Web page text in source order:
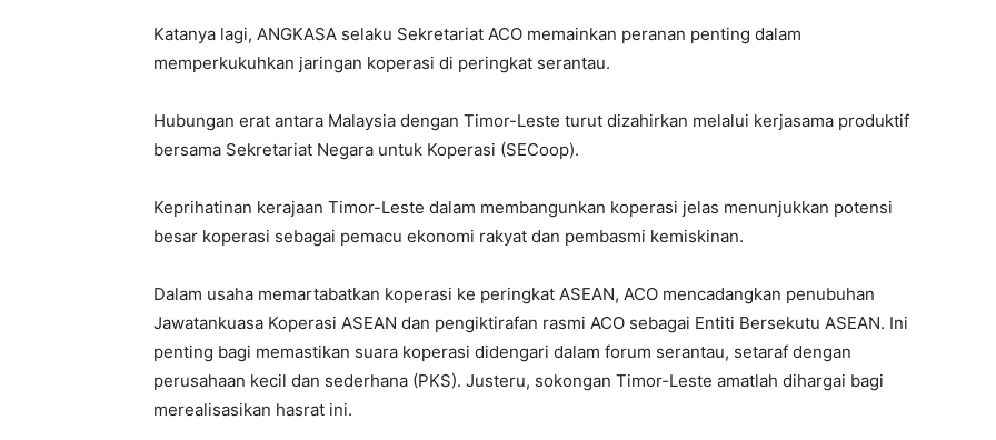
Katanya lagi, ANGKASA selaku Sekretariat ACO memainkan peranan penting dalam
memperkukuhkan jaringan koperasi di peringkat serantau.
Hubungan erat antara Malaysia dengan Timor-Leste turut dizahirkan melalui kerjasama produktif
bersama Sekretariat Negara untuk Koperasi (SECoop).
Keprihatinan kerajaan Timor-Leste dalam membangunkan koperasi jelas menunjukkan potensi
besar koperasi sebagai pemacu ekonomi rakyat dan pembasmi kemiskinan.
Dalam usaha memartabatkan koperasi ke peringkat ASEAN, ACO mencadangkan penubuhan
Jawatankuasa Koperasi ASEAN dan pengiktirafan rasmi ACO sebagai Entiti Bersekutu ASEAN. Ini
penting bagi memastikan suara koperasi didengari dalam forum serantau, setaraf dengan
perusahaan kecil dan sederhana (PKS). Justeru, sokongan Timor-Leste amatlah dihargai bagi
merealisasikan hasrat ini.